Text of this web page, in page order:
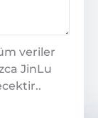
veriler
JinLu